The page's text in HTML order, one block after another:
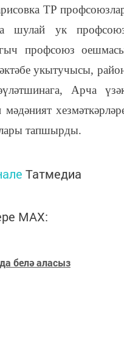
ТР
шулай ук
профсоюз
укытучысы,
Арча
тапшырды.
Татмедиа
MАХ:
да белә аласыз